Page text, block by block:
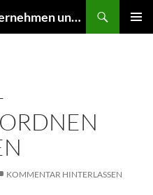
Alles über Software für Unternehmen und mehr
KOMMENTAR HINTERLASSEN